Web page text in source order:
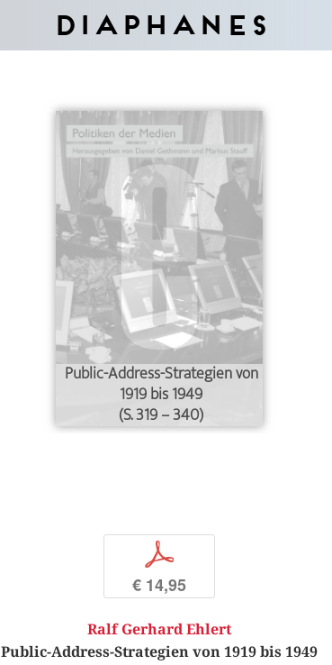
Diaphanes
Public-Address-Strategien von
1919 bis 1949
(S. 319 – 340)
p
€ 14,95
Ralf Gerhard Ehlert
Public-Address-Strategien von 1919 bis 1949